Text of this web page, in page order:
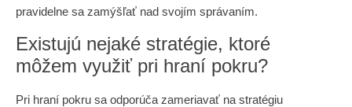
pravidelne sa zamýšľať nad svojím správaním.
Existujú nejaké stratégie, ktoré
môžem využiť pri hraní pokru?
Pri hraní pokru sa odporúča zameriavať na stratégiu